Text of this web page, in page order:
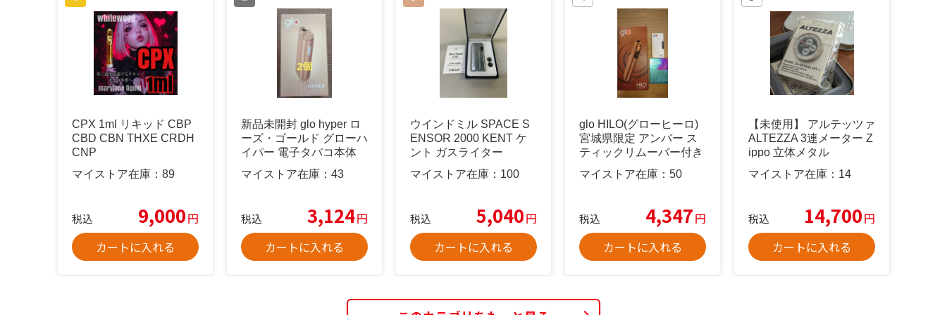
CPX 1ml リキッド CBP
CBD CBN THXE CRDH
CNP
マイストア在庫： 89
税込 9,000円
カートに入れる
新品未開封 glo hyper ロ
ーズ・ゴールド グローハ
イパー 電子タバコ本体
マイストア在庫： 43
税込 3,124円
カートに入れる
ウインドミル SPACE S
ENSOR 2000 KENT ケ
ント ガスライター
マイストア在庫： 100
税込 5,040円
カートに入れる
glo HILO(グローヒーロ)
宮城県限定 アンバー ス
ティックリムーバー付き
マイストア在庫： 50
税込 4,347円
カートに入れる
【未使用】 アルテッツァ
ALTEZZA 3連メーター Z
ippo 立体メタル
マイストア在庫： 14
税込 14,700円
カートに入れる